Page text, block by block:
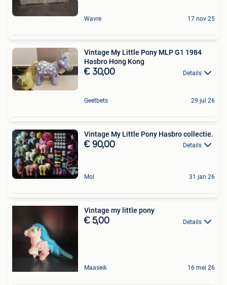
Wavre 17 nov 25
Vintage My Little Pony MLP G1 1984
Hasbro Hong Kong
€ 30,00 Details
Geetbets 29 jul 26
Vintage My Little Pony Hasbro collectie.
€ 90,00 Details
Mol 31 jan 26
Vintage my little pony
€ 5,00 Details
Maaseik 16 mei 26